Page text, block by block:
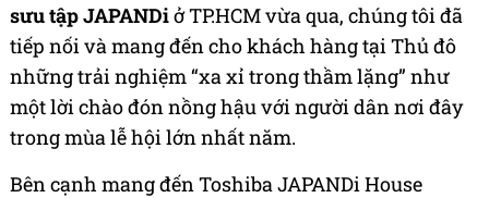
sưu tập JAPANDiở TP.HCM vừa qua, chúng tôi đã
tiếp nối và mang đến cho khách hàng tại Thủ đô
những trải nghiệm “xa xỉ trong thầm lặng” như
một lời chào đón nồng hậu với người dân nơi đây
trong mùa lễ hội lớn nhất năm.
Bên cạnh mang đến Toshiba JAPANDi House